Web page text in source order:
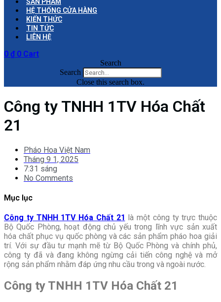
HỆ THỐNG CỬA HÀNG
KIẾN THỨC
TIN TỨC
LIÊN HỆ
0 ₫ 0 Cart
Search
Search
Close this search box.
Công ty TNHH 1TV Hóa Chất
21
Pháo Hoa Việt Nam
Tháng 9 1, 2025
7:31 sáng
No Comments
Mục lục
Công ty TNHH 1TV Hóa Chất 21
là một công ty trực thuộc
Bộ Quốc Phòng, hoạt động chủ yếu trong lĩnh vực sản xuất
hóa chất phục vụ quốc phòng và các sản phẩm pháo hoa giải
trí. Với sự đầu tư mạnh mẽ từ Bộ Quốc Phòng và chính phủ,
công ty đã và đang không ngừng cải tiến công nghệ và mở
rộng sản phẩm nhằm đáp ứng nhu cầu trong và ngoài nước.
Công ty TNHH 1TV Hóa Chất 21